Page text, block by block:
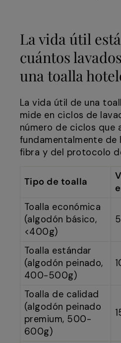
La vida útil
cuántos
una toalla
La vida útil de una
mide en ciclos de
número de ciclos que
fundamentalmente de
fibra y del protocolo
Tipo de toalla
Toalla económica
(algodón básico,
<400g)
Toalla estándar
(algodón peinado,
400-500g)
Toalla de calidad
(algodón peinado
premium, 500-
600g)